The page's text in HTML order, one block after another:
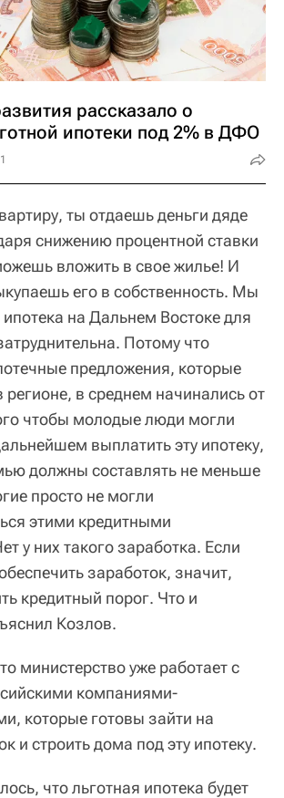
рассказало о
ипотеки под 2% в ДФО
ты отдаешь деньги дяде
снижению процентной ставки
вложить в свое жилье! И
его в собственность. Мы
на Дальнем Востоке для
Потому что
предложения, которые
регионе, в среднем начинались от
чтобы молодые люди могли
выплатить эту ипотеку,
должны составлять не меньше
просто не могли
этими кредитными
у них такого заработка. Если
заработок, значит,
кредитный порог. Что и
Козлов.
министерство уже работает с
компаниями-
которые готовы зайти на
и строить дома под эту ипотеку.
что льготная ипотека будет